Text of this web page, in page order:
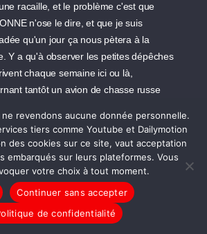
racaille, et le problème c'est que
n'ose le dire, et que je suis
qu'un jour ça nous pètera à la
Y a qu'à observer les petites dépêches
chaque semaine ici ou là,
tantôt un avion de chasse russe
rencontres, selon le pilote- tantôt des
ressortis échauffer leurs missiles
eaux nordiques, ou même la dernière
du Kremlin de développer un
de "centrale nucléaire flottante"... Je
l'épisode des prisonniers russes à qui
de se tailler les veines des bras.
ne revendons aucune donnée personnelle.
tiers comme Youtube et Dailymotion
des cookies sur ce site, vaut acceptation
embarqués sur leurs plateformes. Vous
votre choix à tout moment.
Continuer sans accepter
de confidentialité